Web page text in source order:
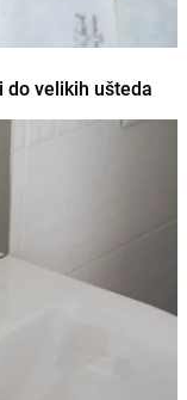
velikih ušteda